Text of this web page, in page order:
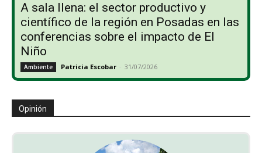
A sala llena: el sector productivo y
científico de la región en Posadas en las
conferencias sobre el impacto de El
Niño
Ambiente Patricia Escobar - 31/07/2026
Opinión